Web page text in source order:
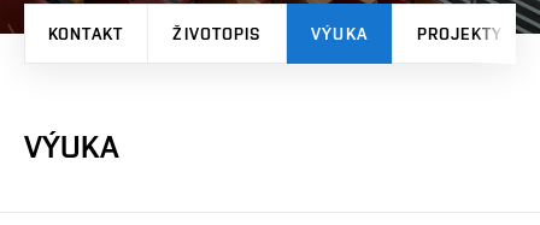
KONTAKT ŽIVOTOPIS VÝUKA PROJEKTY
VÝUKA